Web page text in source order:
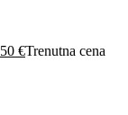
€Trenutna cena